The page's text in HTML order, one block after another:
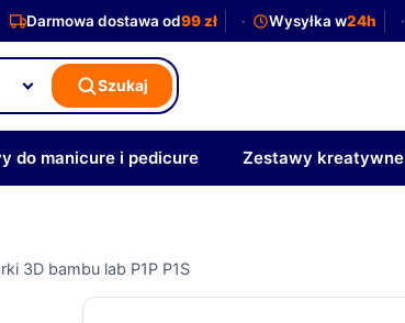
Darmowa dostawa od99 zł Wysyłka w24h
Szukaj
do manicure i pedicure Zestawy
3D bambu lab P1P P1S